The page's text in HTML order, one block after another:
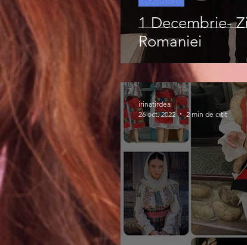
1 Decembrie-
Romaniei
irinatirdea
26 oct. 2022
2 min de citit